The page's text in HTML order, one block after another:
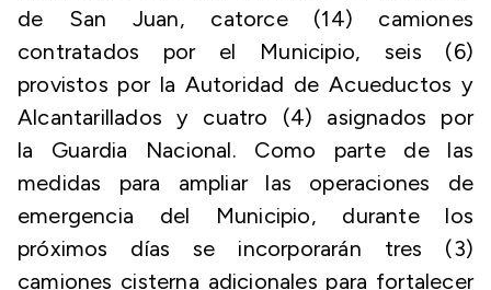
de San Juan, catorce (14) camiones
contratados por el Municipio, seis (6)
provistos por la Autoridad de Acueductos y
Alcantarillados y cuatro (4) asignados por
la Guardia Nacional. Como parte de las
medidas para ampliar las operaciones de
emergencia del Municipio, durante los
próximos días se incorporarán tres (3)
camiones cisterna adicionales para fortalecer